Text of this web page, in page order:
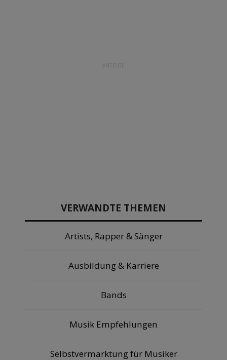
ANZEIGE
VERWANDTE THEMEN
Artists, Rapper & Sänger
Ausbildung & Karriere
Bands
Musik Empfehlungen
Selbstvermarktung für Musiker